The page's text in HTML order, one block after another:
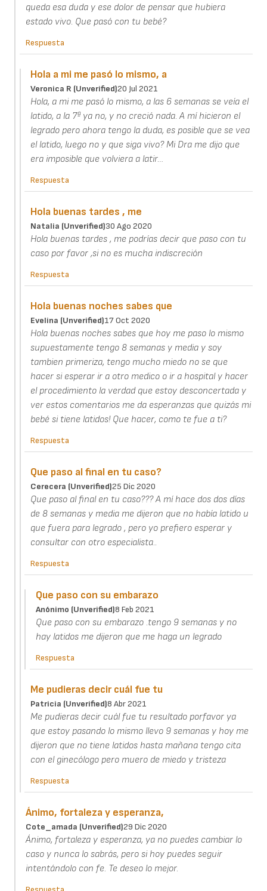
queda esa duda y ese dolor de pensar que hubiera
estado vivo. Que pasó con tu bebé?
Respuesta
Hola a mi me pasó lo mismo, a
Veronica R (unverified)20 Jul 2021
Hola, a mi me pasó lo mismo, a las 6 semanas se veía el
latido, a la 7ª ya no, y no creció nada. A mí hicieron el
legrado pero ahora tengo la duda, es posible que se vea
el latido, luego no y que siga vivo? Mi Dra me dijo que
era imposible que volviera a latir…
Respuesta
Hola buenas tardes , me
Natalia (unverified)30 Ago 2020
Hola buenas tardes , me podrías decir que paso con tu
caso por favor ,si no es mucha indiscreción
Respuesta
Hola buenas noches sabes que
Evelina (unverified)17 Oct 2020
Hola buenas noches sabes que hoy me paso lo mismo
supuestamente tengo 8 semanas y media y soy
tambien primeriza, tengo mucho miedo no se que
hacer si esperar ir a otro medico o ir a hospital y hacer
el procedimiento la verdad que estoy desconcertada y
ver estos comentarios me da esperanzas que quizás mi
bebé si tiene latidos! Que hacer, como te fue a ti?
Respuesta
Que paso al final en tu caso?
Cerecera (unverified)25 Dic 2020
Que paso al final en tu caso??? A mí hace dos dos días
de 8 semanas y media me dijeron que no había latido u
que fuera para legrado , pero yo prefiero esperar y
consultar con otro especialista..
Respuesta
Que paso con su embarazo
Anónimo (unverified)8 Feb 2021
Que paso con su embarazo .tengo 9 semanas y no
hay latidos me dijeron que me haga un legrado
Respuesta
Me pudieras decir cuál fue tu
Patricia (unverified)8 Abr 2021
Me pudieras decir cuál fue tu resultado porfavor ya
que estoy pasando lo mismo llevo 9 semanas y hoy me
dijeron que no tiene latidos hasta mañana tengo cita
con el ginecólogo pero muero de miedo y tristeza
Respuesta
Ánimo, fortaleza y esperanza,
Cote_amada (unverified)29 Dic 2020
Ánimo, fortaleza y esperanza, ya no puedes cambiar lo
caso y nunca lo sabrás, pero si hoy puedes seguir
intentándolo con fe. Te deseo lo mejor.